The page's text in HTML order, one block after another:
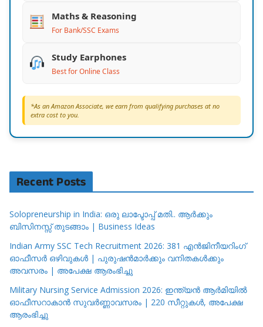
Maths & Reasoning
For Bank/SSC Exams
Study Earphones
Best for Online Class
*As an Amazon Associate, we earn from qualifying purchases at no
extra cost to you.
Recent Posts
Solopreneurship in India: ഒരു ലാപ്ടോപ്പ് മതി.. ആർക്കും
ബിസിനസ്സ് തുടങ്ങാം | Business Ideas
Indian Army SSC Tech Recruitment 2026: 381 എൻജിനീയറിംഗ്
ഓഫീസർ ഒഴിവുകൾ | പുരുഷൻമാർക്കും വനിതകൾക്കും
അവസരം | അപേക്ഷ ആരംഭിച്ചു
Military Nursing Service Admission 2026: ഇന്ത്യൻ ആർമിയിൽ
ഓഫീസറാകാൻ സുവർണ്ണാവസരം | 220 സീറ്റുകൾ, അപേക്ഷ
ആരംഭിച്ചു